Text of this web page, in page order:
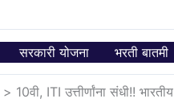
सरकारी योजना भरती बातमी
10वी, ITI उत्तीर्णांना संधी!!